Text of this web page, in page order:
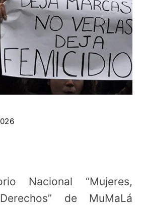
Nacional “Mujeres,
de MuMaLá